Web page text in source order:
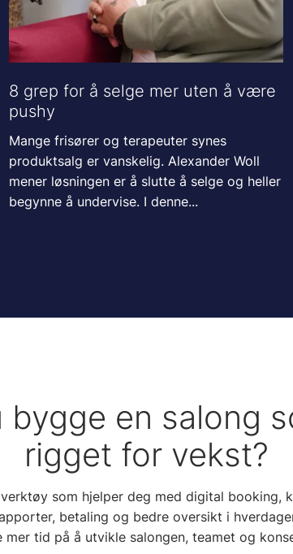
8 grep for å selge mer uten å være
pushy
Mange frisører og terapeuter synes
produktsalg er vanskelig. Alexander Woll
mener løsningen er å slutte å selge og heller
begynne å undervise. I denne...
bygge en salong
rigget for vekst?
som hjelper deg med digital booking,
betaling og bedre oversikt i
mer tid på å utvikle salongen, teamet og